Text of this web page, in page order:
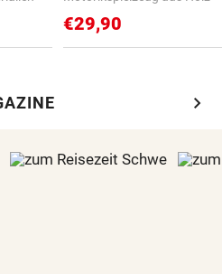
€29,90
chevron_right